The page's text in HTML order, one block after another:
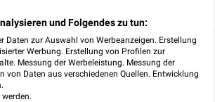
und Folgendes zu tun:
zur Auswahl von Werbeanzeigen. Erstellung
Werbung. Erstellung von Profilen zur
Messung der Werbeleistung. Messung der
Daten aus verschiedenen Quellen. Entwicklung